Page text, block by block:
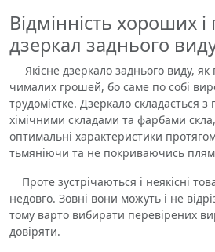
Відмінність хороших
дзеркал заднього
Якісне дзеркало заднього виду, як
чималих грошей, бо саме по собі
трудомістке. Дзеркало складається
хімічними складами та фарбами
оптимальні характеристики
тьмяніючи та не покриваючись
Проте зустрічаються і неякісні
недовго. Зовні вони можуть і не
тому варто вибирати перевірених
довіряти.